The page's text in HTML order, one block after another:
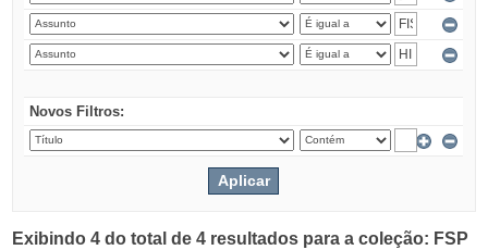
Novos Filtros:
Exibindo 4 do total de 4 resultados para a coleção: FSP